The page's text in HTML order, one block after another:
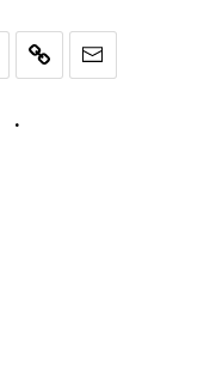
·